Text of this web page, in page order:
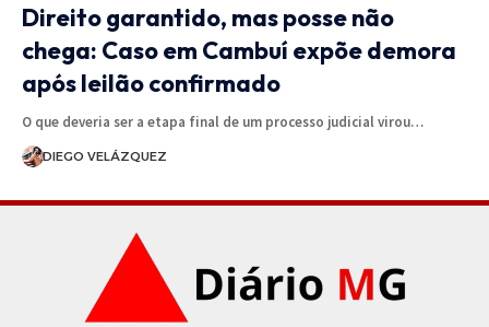
Direito garantido, mas posse não
chega: Caso em Cambuí expõe demora
após leilão confirmado
O que deveria ser a etapa final de um processo judicial virou…
DIEGO VELÁZQUEZ